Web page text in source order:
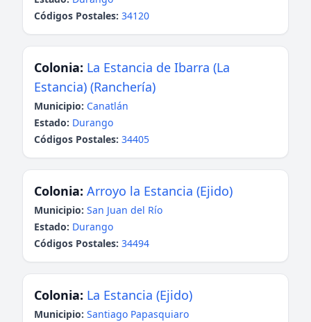
Códigos Postales: 34120
Colonia: La Estancia de Ibarra (La
Estancia) (Ranchería)
Municipio: Canatlán
Estado: Durango
Códigos Postales: 34405
Colonia: Arroyo la Estancia (Ejido)
Municipio: San Juan del Río
Estado: Durango
Códigos Postales: 34494
Colonia: La Estancia (Ejido)
Municipio: Santiago Papasquiaro